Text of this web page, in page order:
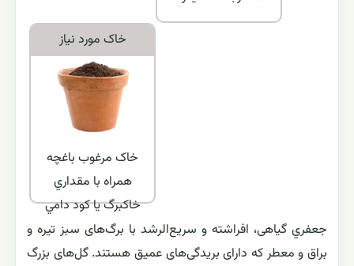
خاک مورد نياز
خاک مرغوب باغچه
همراه با مقداري
خاکبرگ يا کود دامي
جعفري گیاهی، افراشته و سریع‌الرشد با برگ‌های سبز تیره و
براق و معطر که دارای بریدگی‌های عمیق هستند. گل‌های بزرگ